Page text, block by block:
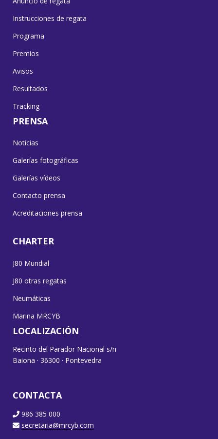
Instrucciones de regata
Programa
Premios
Avisos
Resultados
Tracking
PRENSA
Noticias
Galerías fotográficas
Galerías vídeos
Contacto prensa
Acreditaciones prensa
CHARTER
J80 Mundial
J80 otras regatas
Neumáticas
Marina MRCYB
LOCALIZACIÓN
Recinto del Parador Nacional s/n
Baiona · 36300 · Pontevedra
CONTACTA
986 385 000
secretaria@mrcyb.com